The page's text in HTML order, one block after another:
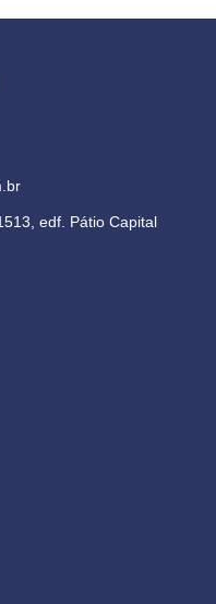
edf. Pátio Capital